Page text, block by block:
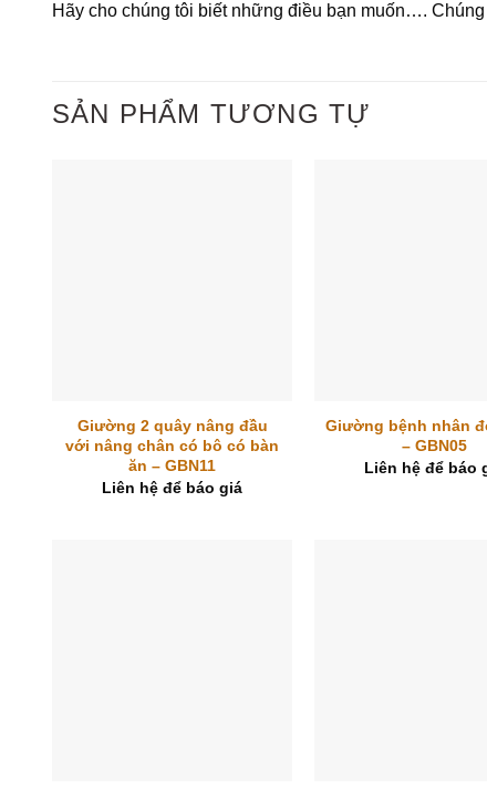
Hãy cho chúng tôi biết những điều bạn muốn….
SẢN PHẨM TƯƠNG TỰ
Giường 2 quây nâng đầu
với nâng chân có bô có bàn
ăn – GBN11
Liên hệ để báo giá
Giường bệnh nhân
– GBN05
Liên hệ để báo